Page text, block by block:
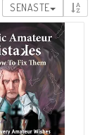
SENASTE